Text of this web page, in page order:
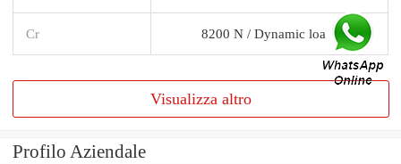
Cr 8200 N / Dynamic loa
Visualizza altro
Profilo Aziendale